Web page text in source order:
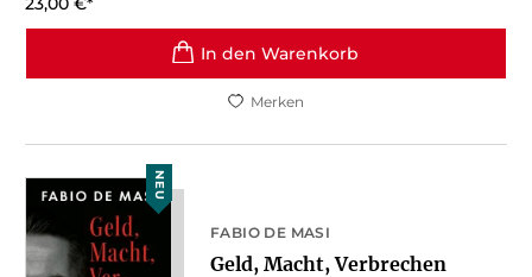
In den Warenkorb
Merken
NEU
FABIO DE MASI
Geld, Macht, Verbrechen